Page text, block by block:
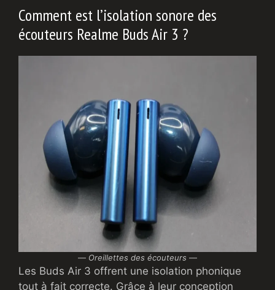
Comment est l’isolation sonore des
écouteurs Realme Buds Air 3 ?
— Oreillettes des écouteurs —
Les Buds Air 3 offrent une isolation phonique
tout à fait correcte. Grâce à leur conception